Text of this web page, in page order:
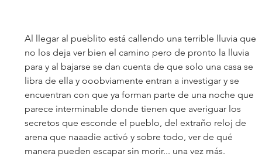
Al llegar al pueblito está callendo una terrible lluvia que
no los deja ver bien el camino pero de pronto la lluvia
para y al bajarse se dan cuenta de que solo una casa se
libra de ella y ooobviamente entran a investigar y se
encuentran con que ya forman parte de una noche que
parece interminable donde tienen que averiguar los
secretos que esconde el pueblo, del extraño reloj de
arena que naaadie activó y sobre todo, ver de qué
manera pueden escapar sin morir... una vez más.